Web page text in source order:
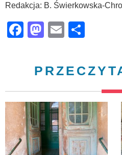
Redakcja: B. Świerkowska-
Facebook
Mastodon
Email